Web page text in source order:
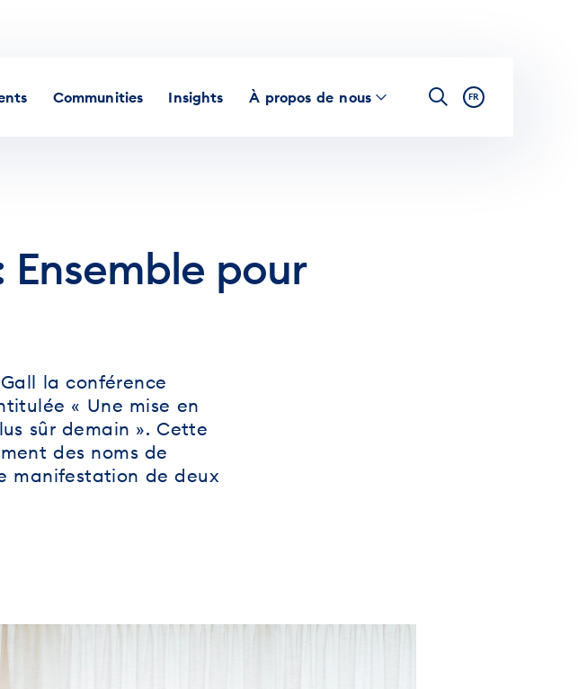
Communities Insights À propos de nous FR
pour
la conférence
« Une mise en
sûr demain ». Cette
des noms de
manifestation de deux